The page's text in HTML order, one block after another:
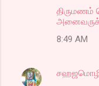
திருமணம்
8:49 AM